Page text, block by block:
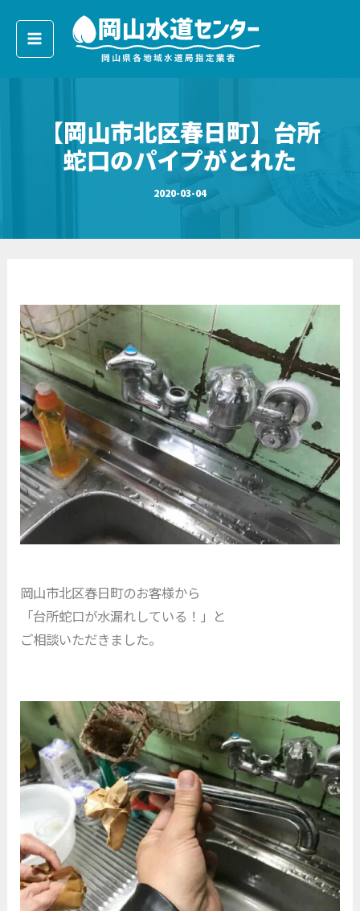
【岡山市北区春日町】台所
蛇口のパイプがとれた
2020-03-04
岡山市北区春日町のお客様から
「台所蛇口が水漏れしている！」と
ご相談いただきました。
ー
カ
イ